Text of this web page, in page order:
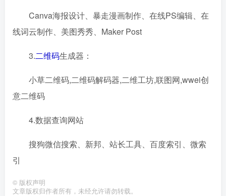
Canva海报设计、暴走漫画制作、在线PS编辑、在
线词云制作、美图秀秀、Maker Post
3.二维码生成器：
小草二维码,二维码解码器,二维工坊,联图网,wwei创
意二维码
4.数据查询网站
搜狗微信搜索、新邦、站长工具、百度索引、微索
引
© 版权声明
文章版权归作者所有，未经允许请勿转载。